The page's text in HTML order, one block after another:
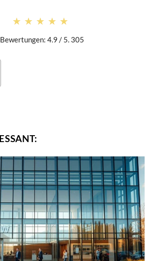
★★★★★
★★★★★
Bewertungen: 4.9 / 5. 305